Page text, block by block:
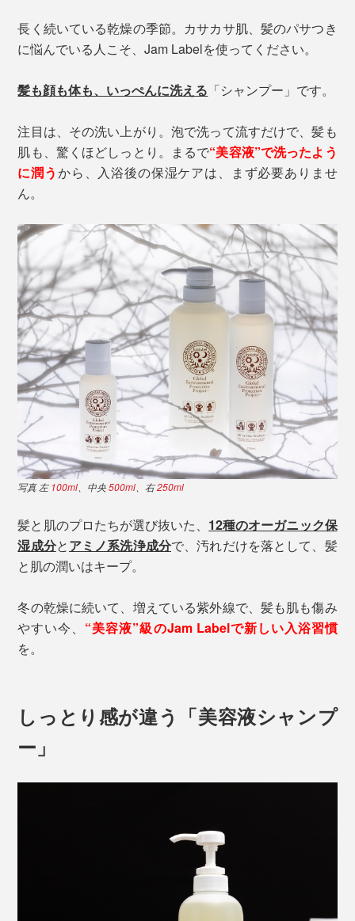
長く続いている乾燥の季節。カサカサ肌、髪のパサつき
に悩んでいる人こそ、Jam Labelを使ってください。
髪も顔も体も、いっぺんに洗える 「シャンプー」です。
注目は、その洗い上がり。泡で洗って流すだけで、髪も
肌も、驚くほどしっとり。まるで“美容液”で洗ったよう
に潤うから、入浴後の保湿ケアは、まず必要ありませ
ん。
写真 左 100ml 、中央500ml 、右250ml
髪と肌のプロたちが選び抜いた、 12種のオーガニック保
湿成分とアミノ系洗浄成分で、汚れだけを落として、髪
と肌の潤いはキープ。
冬の乾燥に続いて、増えている紫外線で、髪も肌も傷み
やすい今、 “美容液”級のJam Labelで新しい入浴習慣
を。
しっとり感が違う「美容液シャンプ
ー」